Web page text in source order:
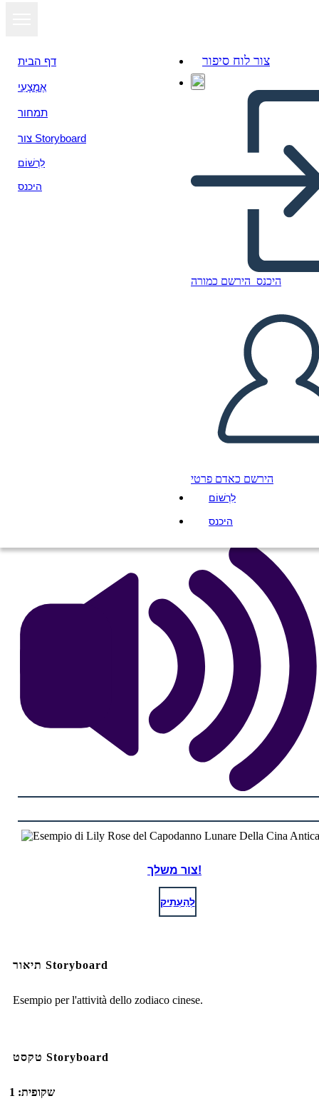
דף הבית
אֶמְצָעִי
תמחור
צור Storyboard
לִרְשׁוֹם
היכנס
צור לוח סיפור
היכנס הירשם כמורה
הירשם כאדם פרטי
לִרְשׁוֹם
היכנס
Esempio di Lily Rose del
Capodanno Lunare Della
העתק את לוח התכנון הזה
לקרוא לי
צור משלך!
לְהַעְתִיק
תיאור Storyboard
Esempio per l'attività dello zodiaco cinese.
טקסט Storyboard
שקופית: 1